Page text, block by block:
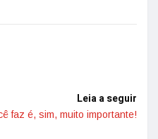
Leia a seguir
faz é, sim, muito importante!